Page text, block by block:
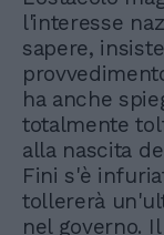
l'interesse
sapere,
ha anche
totalmente
alla nascita
Fini s'è
tollererà
nel governo.